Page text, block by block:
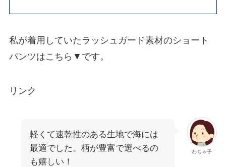
私が着用していたラッシュガード素材のショート
パンツはこちら▼です。
リンク
わちゃ子
軽くて速乾性のある生地で海には
最適でした。柄が豊富で選べるの
も嬉しい！